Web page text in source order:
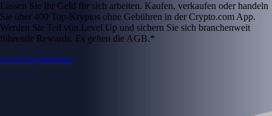
Lassen Sie Ihr Geld für sich arbeiten. Kaufen, verkaufen oder handeln
Sie über 400 Top-Kryptos ohne Gebühren in der Crypto.com App.
Werden Sie Teil von Level Up und sichern Sie sich branchenweit
führende Rewards. Es gelten die AGB.*
Level Up beitreten